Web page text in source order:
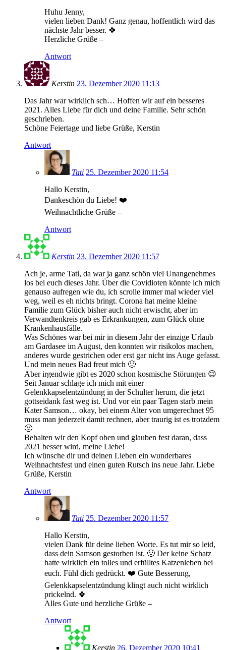
Huhu Jenny,
vielen lieben Dank! Ganz genau, hoffentlich wird das
nächste Jahr besser. 🍀
Herzliche Grüße –
Antwort
Kerstin 23. Dezember 2020 11:13
Das Jahr war wirklich sch… Hoffen wir auf ein besseres
2021. Alles Liebe für dich und deine Familie. Sehr schön
geschrieben.
Schöne Feiertage und liebe Grüße, Kerstin
Antwort
Tati 25. Dezember 2020 11:54
Hallo Kerstin,
Dankeschön du Liebe! ❤️
Weihnachtliche Grüße –
Antwort
Kerstin 23. Dezember 2020 11:57
Ach je, arme Tati, da war ja ganz schön viel Unangenehmes
los bei euch dieses Jahr. Über die Covidioten könnte ich mich
genauso aufregen wie du, ich scrolle immer mal wieder viel
weg, weil es eh nichts bringt. Corona hat meine kleine
Familie zum Glück bisher auch nicht erwischt, aber im
Verwandtenkreis gab es Erkrankungen, zum Glück ohne
Krankenhausfälle.
Was Schönes war bei mir in diesem Jahr der einzige Urlaub
am Gardasee im August, den konnten wir risikolos machen,
anderes wurde gestrichen oder erst gar nicht ins Auge gefasst.
Und mein neues Bad freut mich 🙂
Aber irgendwie gibt es 2020 schon kosmische Störungen 😉
Seit Januar schlage ich mich mit einer
Gelenkkapselentzündung in der Schulter herum, die jetzt
gottseidank fast weg ist. Und vor ein paar Tagen starb mein
Kater Samson… okay, bei einem Alter von umgerechnet 95
muss man jederzeit damit rechnen, aber traurig ist es trotzdem
🙁
Behalten wir den Kopf oben und glauben fest daran, dass
2021 besser wird, meine Liebe!
Ich wünsche dir und deinen Lieben ein wunderbares
Weihnachtsfest und einen guten Rutsch ins neue Jahr. Liebe
Grüße, Kerstin
Antwort
Tati 25. Dezember 2020 11:57
Hallo Kerstin,
vielen Dank für deine lieben Worte. Es tut mir so leid,
dass dein Samson gestorben ist. 🙁 Der keine Schatz
hatte wirklich ein tolles und erfülltes Katzenleben bei
euch. Fühl dich gedrückt. ❤️ Gute Besserung,
Gelenkkapselentzündung klingt auch nicht wirklich
prickelnd. 🍀
Alles Gute und herzliche Grüße –
Antwort
Kerstin 26. Dezember 2020 10:41